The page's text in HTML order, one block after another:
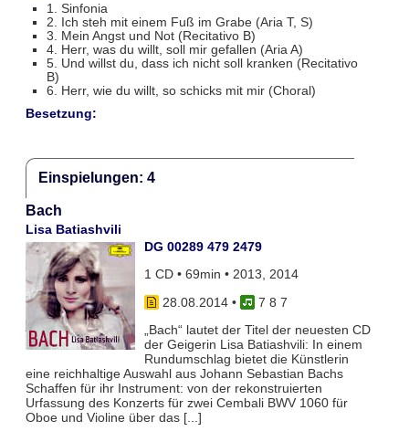
1. Sinfonia
2. Ich steh mit einem Fuß im Grabe (Aria T, S)
3. Mein Angst und Not (Recitativo B)
4. Herr, was du willt, soll mir gefallen (Aria A)
5. Und willst du, dass ich nicht soll kranken (Recitativo
B)
6. Herr, wie du willt, so schicks mit mir (Choral)
Besetzung:
Einspielungen: 4
Bach
Lisa Batiashvili
DG 00289 479 2479
1 CD • 69min • 2013, 2014
28.08.2014•
7 8 7
„Bach“ lautet der Titel der neuesten CD
der Geigerin Lisa Batiashvili: In einem
Rundumschlag bietet die Künstlerin
eine reichhaltige Auswahl aus Johann Sebastian Bachs
Schaffen für ihr Instrument: von der rekonstruierten
Urfassung des Konzerts für zwei Cembali BWV 1060 für
Oboe und Violine über das [...]